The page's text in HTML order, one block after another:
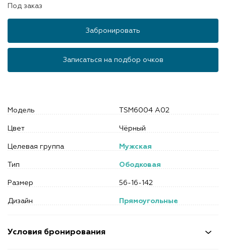
Условия бронирования
Под заказ
Забронировать
Записаться на подбор очков
Модель TSM6004 A02
Цвет Чёрный
Целевая группа Мужская
Тип Ободковая
Размер 56-16-142
Дизайн Прямоугольные